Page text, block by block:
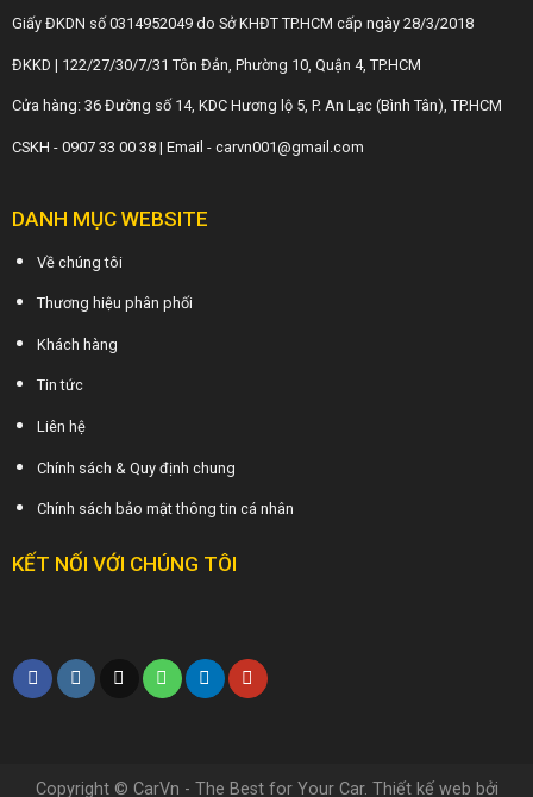
Giấy ĐKDN số 0314952049 do Sở KHĐT TP.HCM cấp ngày 28/3/2018
ĐKKD | 122/27/30/7/31 Tôn Đản, Phường 10, Quận 4, TP.HCM
Cửa hàng: 36 Đường số 14, KDC Hương lộ 5, P. An Lạc (Bình Tân), TP.HCM
CSKH - 0907 33 00 38 | Email - carvn001@gmail.com
DANH MỤC WEBSITE
Về chúng tôi
Thương hiệu phân phối
Khách hàng
Tin tức
Liên hệ
Chính sách & Quy định chung
Chính sách bảo mật thông tin cá nhân
KẾT NỐI VỚI CHÚNG TÔI
Copyright © CarVn - The Best for Your Car. Thiết kế web bởi